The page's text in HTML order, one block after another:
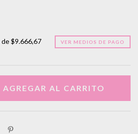
de$9.666,67 VER MEDIOS DE PAGO